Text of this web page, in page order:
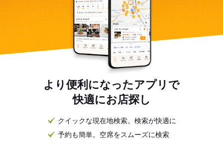
より便利になったアプリで
快適にお店探し
クイックな現在地検索。検索が快適に
予約も簡単。空席をスムーズに検索